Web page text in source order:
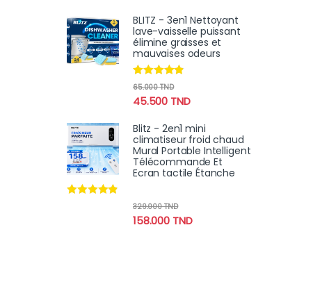
BLITZ - 3en1 Nettoyant
lave-vaisselle puissant
élimine graisses et
mauvaises odeurs
Note4.70
45.500 TND
65.000TND
Blitz - 2en1 mini
climatiseur froid chaud
Mural Portable Intelligent
Télécommande Et
Ecran tactile Étanche
158.000 TND
329.000TND